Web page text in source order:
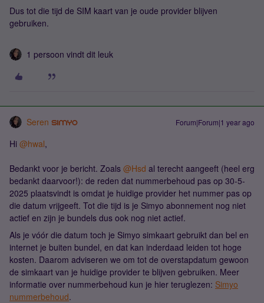
Dus tot die tijd de SIM kaart van je oude provider blijven
gebruiken.
1 persoon vindt dit leuk
Seren Forum|Forum|1 year ago
Hi ​ @hwal,
Bedankt voor je bericht. Zoals ​ @Hsd al terecht aangeeft (heel erg
bedankt daarvoor!): de reden dat nummerbehoud pas op 30-5-
2025 plaatsvindt is omdat je huidige provider het nummer pas op
die datum vrijgeeft. Tot die tijd is je Simyo abonnement nog niet
actief en zijn je bundels dus ook nog niet actief.
Als je vóór die datum toch je Simyo simkaart gebruikt dan bel en
internet je buiten bundel, en dat kan inderdaad leiden tot hoge
kosten. Daarom adviseren we om tot de overstapdatum gewoon
de simkaart van je huidige provider te blijven gebruiken. Meer
informatie over nummerbehoud kun je hier teruglezen: Simyo
nummerbehoud.